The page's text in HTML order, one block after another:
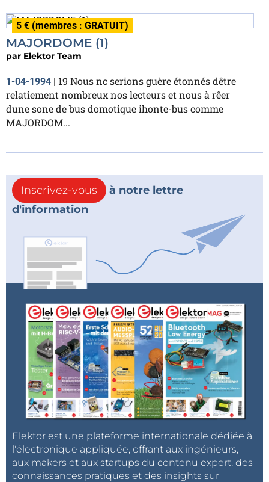
5 € (membres : GRATUIT)
MAJORDOME (1)
par Elektor Team
1-04-1994 | 19 Nous nc serions guère étonnés dêtre
relatiement nombreux nos lecteurs et nous à rêer
dune sone de bus domotique ihonte-bus comme
MAJORDOM...
Inscrivez-vous
à notre lettre
d'information
Elektor est une plateforme internationale dédiée à
l'électronique appliquée, offrant aux ingénieurs,
aux makers et aux startups du contenu expert, des
connaissances pratiques et des insights sur